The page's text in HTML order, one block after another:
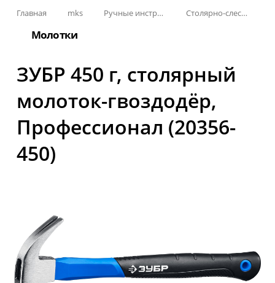
Главная mks Ручные инструменты Столярно-слесарные инструменты
Молотки
ЗУБР 450 г, столярный
молоток-гвоздодёр,
Профессионал (20356-
450)